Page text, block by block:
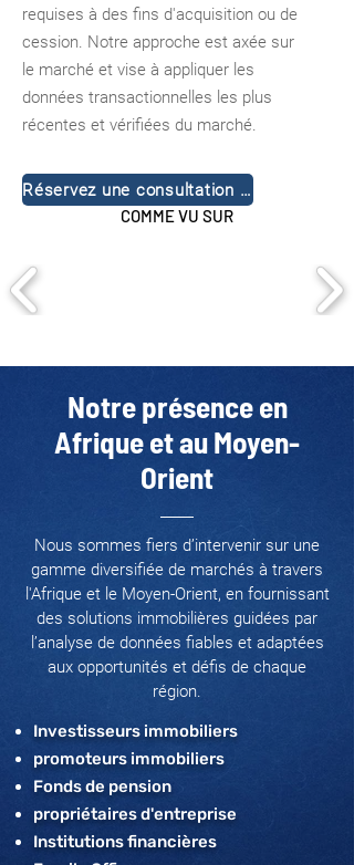
requises à des fins d'acquisition ou de
cession. Notre approche est axée sur
le marché et vise à appliquer les
données transactionnelles les plus
récentes et vérifiées du marché.
Réservez une consultation gratuite
COMME VU SUR
Notre présence en
Afrique et au Moyen-
Orient
Nous sommes fiers d’intervenir sur une
gamme diversifiée de marchés à travers
l'Afrique et le Moyen-Orient, en fournissant
des solutions immobilières guidées par
l’analyse de données fiables et adaptées
aux opportunités et défis de chaque
région.
Investisseurs immobiliers
promoteurs immobiliers
Fonds de pension
propriétaires d'entreprise
Institutions financières